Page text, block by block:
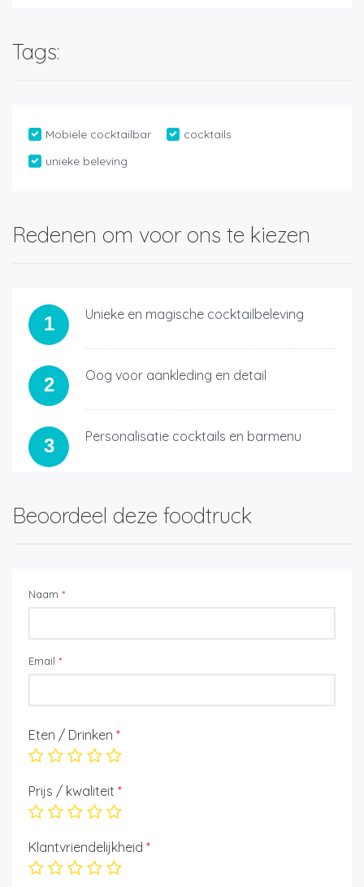
Tags:
Mobiele cocktailbar
cocktails
unieke beleving
Redenen om voor ons te kiezen
1 Unieke en magische cocktailbeleving
2 Oog voor aankleding en detail
3 Personalisatie cocktails en barmenu
Beoordeel deze foodtruck
Naam *
Email *
Eten / Drinken *
Prijs / kwaliteit *
Klantvriendelijkheid *